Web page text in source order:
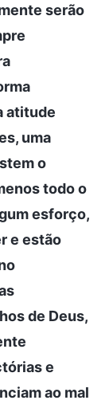
serão
atitude
uma
o
todo o
esforço,
e estão
de Deus,
e
ao mal